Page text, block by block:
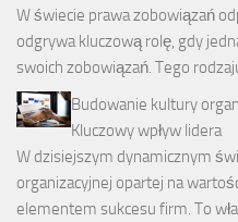
W świecie prawa zobowiązań
odgrywa kluczową rolę, gdy
swoich zobowiązań. Tego
Budowanie kultury
Kluczowy wpływ lidera
W dzisiejszym dynamicznym
organizacyjnej opartej na
elementem sukcesu firm. To